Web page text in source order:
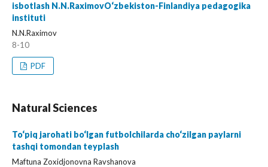
isbotlash N.N.RaximovO‘zbekiston-Finlandiya pedagogika
instituti
N.N.Raximov
8-10
PDF
Natural Sciences
To‘piq jarohati bo‘lgan futbolchilarda cho‘zilgan paylarni
tashqi tomondan teyplash
Maftuna Zoxidjonovna Ravshanova